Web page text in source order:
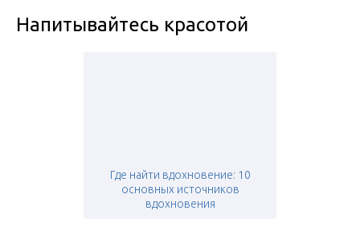
Напитывайтесь красотой
Где найти вдохновение: 10
основных источников
вдохновения